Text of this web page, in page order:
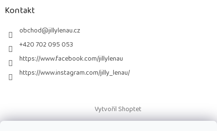
Kontakt
obchod@jillylenau.cz
+420 702 095 053
https://www.facebook.com/jillylenau
https://www.instagram.com/jilly_lenau/
Vytvořil Shoptet